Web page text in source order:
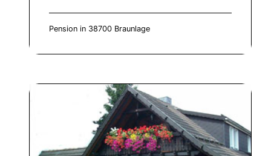
Pension in 38700 Braunlage